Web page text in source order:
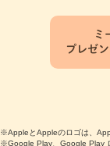
ミ
プレゼ
※AppleとAppleのロゴは、
※Google Play、Google Play